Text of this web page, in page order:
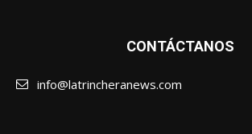
CONTÁCTANOS
info@latrincheranews.com